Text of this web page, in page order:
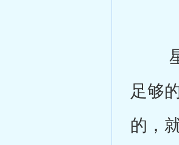
星
足够
的，